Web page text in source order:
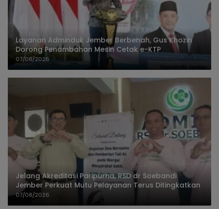
Layanan Adminduk Jember Berbenah, Gus Khozin
Dorong Penambahan Mesin Cetak e-KTP
07/08/2026
Jelang Akreditasi Paripurna, RSD dr Soebandi
Jember Perkuat Mutu Pelayanan Terus Ditingkatkan
07/08/2026